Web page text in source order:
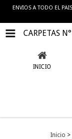
ENVIOS A TODO EL
CARPETAS
INICIO
Inicio >